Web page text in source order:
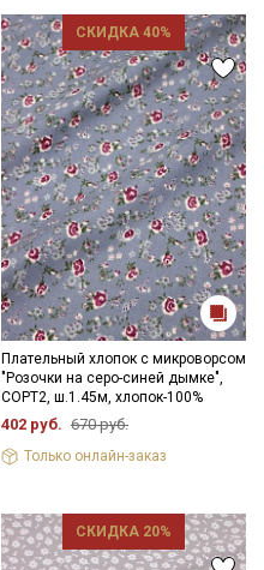
СКИДКА 40%
Плательный хлопок с микроворсом
"Розочки на серо-синей дымке",
СОРТ2, ш.1.45м, хлопок-100%
402 руб. 670 руб.
Только онлайн-заказ
СКИДКА 20%